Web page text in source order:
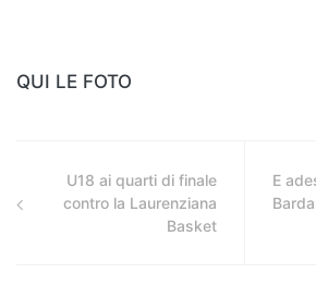
QUI LE FOTO
U18 ai quarti di finale
contro la Laurenziana
Basket
E